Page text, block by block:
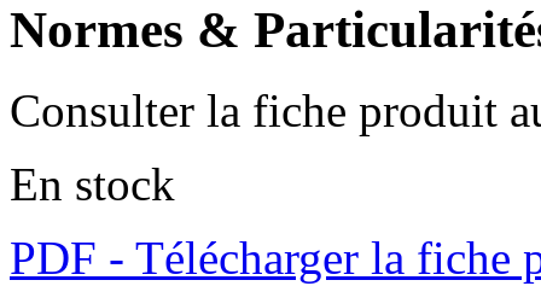
Normes &
Consulter la fiche produit
En stock
PDF - Télécharger la fiche